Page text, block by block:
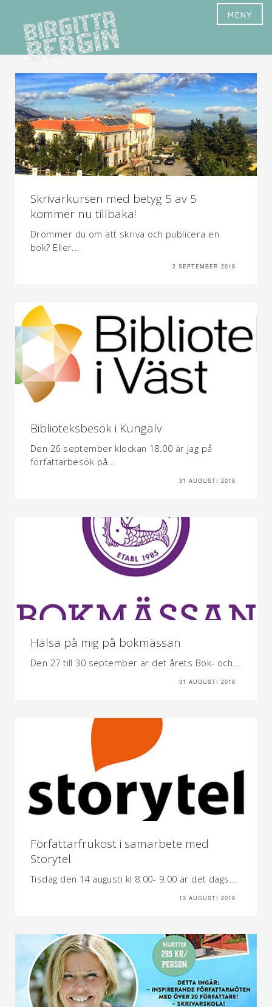
MENY
Skrivarkursen med betyg 5 av 5
kommer nu tillbaka!
Drömmer du om att skriva och publicera en
bok? Eller...
2 SEPTEMBER 2018
Biblioteksbesök i Kungälv
Den 26 september klockan 18.00 är jag på
författarbesök på...
31 AUGUSTI 2018
Hälsa på mig på bokmässan
Den 27 till 30 september är det årets Bok- och...
31 AUGUSTI 2018
Författarfrukost i samarbete med
Storytel
Tisdag den 14 augusti kl 8.00- 9.00 är det dags...
13 AUGUSTI 2018